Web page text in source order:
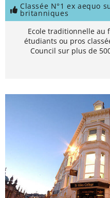
Classée N°1 ex aequo
britanniques
Ecole traditionnelle au
étudiants ou pros
Council sur plus de